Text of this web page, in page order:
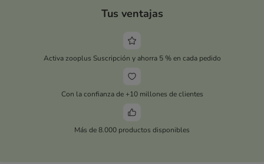
Tus ventajas
Activa zooplus Suscripción y ahorra 5 % en cada pedido
Con la confianza de +10 millones de clientes
Más de 8.000 productos disponibles